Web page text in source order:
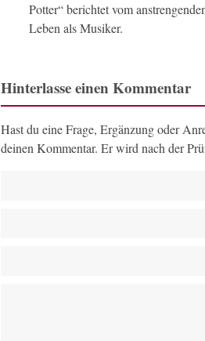
Potter“ berichtet vom
Leben als Musiker.
Hinterlasse einen Kommentar
Hast du eine Frage, Ergänzung oder
deinen Kommentar. Er wird nach der